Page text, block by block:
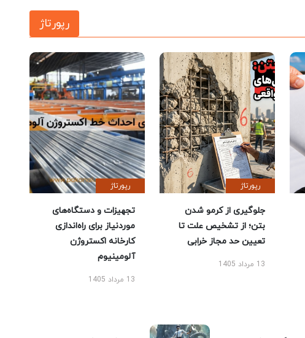
رپورتاژ
رپورتاژ
جلوگیری از کرمو شدن
بتن؛ از تشخیص علت تا
تعیین حد مجاز خرابی
13 مرداد 1405
رپورتاژ
تجهیزات و دستگاه‌های
موردنیاز برای راه‌اندازی
کارخانه اکستروژن
آلومینیوم
13 مرداد 1405